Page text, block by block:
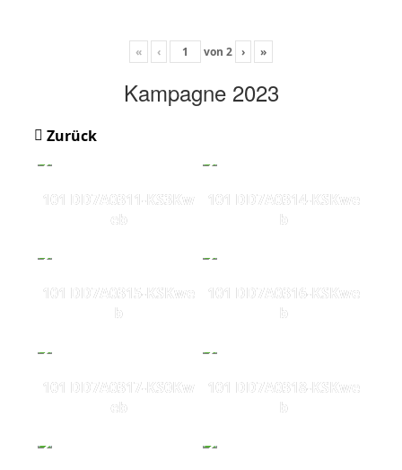
« ‹ von 2 › »
Kampagne 2023
Zurück
101 DD7A0311-KS3Kw
eb
101 DD7A0314-KSKwe
b
101 DD7A0315-KSKwe
b
101 DD7A0316-KSKwe
b
101 DD7A0317-KS0Kw
eb
101 DD7A0318-KSKwe
b